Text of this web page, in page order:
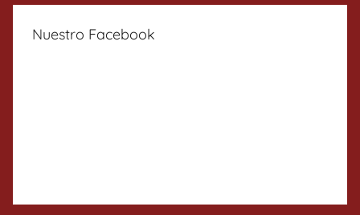
Nuestro Facebook